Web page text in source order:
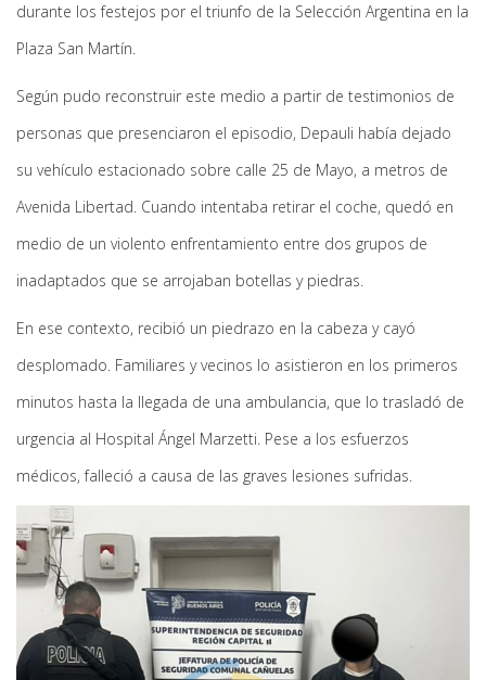
durante los festejos por el triunfo de la Selección Argentina en la
Plaza San Martín.
Según pudo reconstruir este medio a partir de testimonios de
personas que presenciaron el episodio, Depauli había dejado
su vehículo estacionado sobre calle 25 de Mayo, a metros de
Avenida Libertad. Cuando intentaba retirar el coche, quedó en
medio de un violento enfrentamiento entre dos grupos de
inadaptados que se arrojaban botellas y piedras.
En ese contexto, recibió un piedrazo en la cabeza y cayó
desplomado. Familiares y vecinos lo asistieron en los primeros
minutos hasta la llegada de una ambulancia, que lo trasladó de
urgencia al Hospital Ángel Marzetti. Pese a los esfuerzos
médicos, falleció a causa de las graves lesiones sufridas.